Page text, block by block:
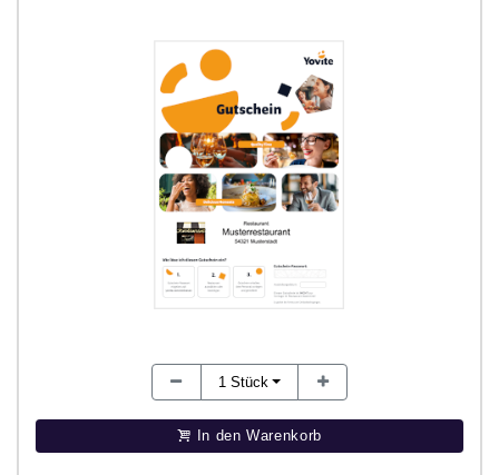
1 Stück
In den Warenkorb